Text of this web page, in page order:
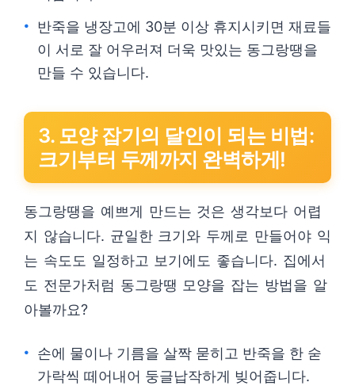
반죽을 냉장고에 30분 이상 휴지시키면 재료들
이 서로 잘 어우러져 더욱 맛있는 동그랑땡을
만들 수 있습니다.
3. 모양 잡기의 달인이 되는 비법:
크기부터 두께까지 완벽하게!
동그랑땡을 예쁘게 만드는 것은 생각보다 어렵
지 않습니다. 균일한 크기와 두께로 만들어야 익
는 속도도 일정하고 보기에도 좋습니다. 집에서
도 전문가처럼 동그랑땡 모양을 잡는 방법을 알
아볼까요?
손에 물이나 기름을 살짝 묻히고 반죽을 한 숟
가락씩 떼어내어 둥글납작하게 빚어줍니다.